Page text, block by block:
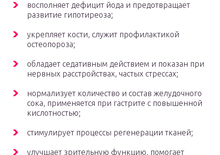
восполняет дефицит йода и предотвращает
развитие гипотиреоза;
укрепляет кости, служит профилактикой
остеопороза;
обладает седативным действием и показан при
нервных расстройствах, частых стрессах;
нормализует количество и состав желудочного
сока, применяется при гастрите с повышенной
кислотностью;
стимулирует процессы регенерации тканей;
улучшает зрительную функцию, помогает